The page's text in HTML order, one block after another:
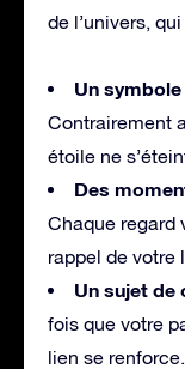
de l’univers,
Un
Contrairement
étoile ne
Des
Chaque regard
rappel de votre
Un sujet de
fois que votre
lien se renforce.